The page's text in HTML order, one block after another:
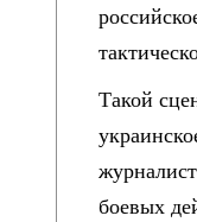
Такой
боевых